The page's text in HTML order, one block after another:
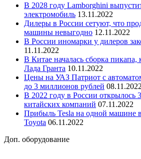
В 2028 году Lamborghini
электромобиль 13.11.2022
Дилеры в России сетуют, что
машины невыгодно 12.11.2022
В России иномарки у дилеров
11.11.2022
В Китае началась сборка
Лада Гранта 10.11.2022
Цены на УАЗ Патриот с
до 3 миллионов рублей 08.11.2022
В 2022 году в России открылось
китайских компаний 07.11.2022
Прибыль Tesla на одной машине
Toyota 06.11.2022
Доп. оборудование